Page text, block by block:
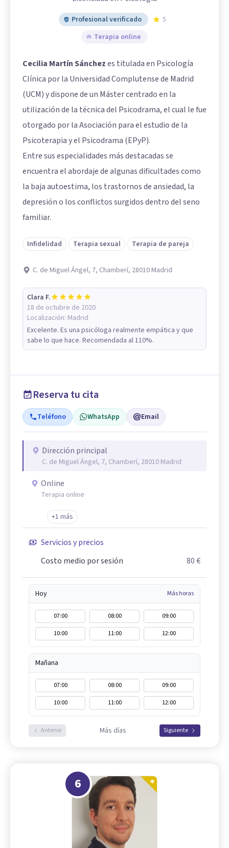
Profesional verificado
5
Terapia online
Cecilia Martín Sánchezes titulada en Psicología
Clínica por la Universidad Complutense de Madrid
(UCM) y dispone de un Máster centrado en la
utilización de la técnica del Psicodrama, el cual le fue
otorgado por la Asociación para el estudio de la
Psicoterapia y el Psicodrama (EPyP).
Entre sus especialidades más destacadas se
encuentra el abordaje de algunas dificultades como
la baja autoestima, los trastornos de ansiedad, la
depresión o los conflictos surgidos dentro del seno
familiar.
Infidelidad Terapia sexual Terapia de pareja
C. de Miguel Ángel, 7, Chamberí, 28010 Madrid
Clara F.
18 de octubre de 2020
Localización: Madrid
Excelente. Es una psicóloga realmente empática y que
sabe lo que hace. Recomendada al 110%.
Reserva tu cita
Teléfono WhatsApp Email
Dirección principal
C. de Miguel Ángel, 7, Chamberí, 28010 Madrid
Online
Terapia online
+1 más
Servicios y precios
Costo medio por sesión
80 €
Hoy Más horas
07:00 08:00
09:00
10:00
11:00 12:00
Mañana
07:00 08:00
09:00
10:00
11:00 12:00
Anterior Más días Siguiente
6